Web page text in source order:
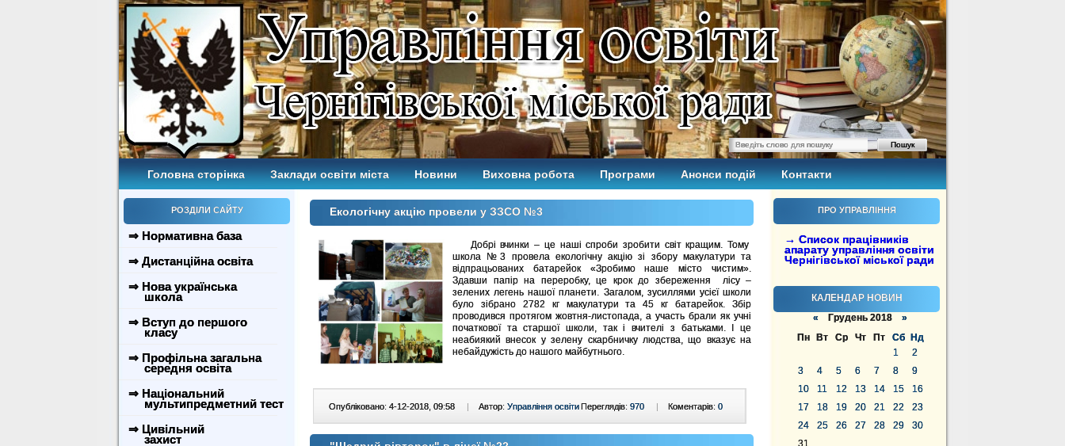
Головна сторінка Заклади освіти міста Новини Виховна робота Програми Анонси подій Контакти
РОЗДІЛИ САЙТУ
⇒ Нормативна база
⇒ Дистанційна освіта
⇒ Нова українська
школа
⇒ Вступ до першого
класу
⇒ Профільна загальна
середня освіта
⇒ Національний
мультипредметний тест
⇒ Цивільний
захист
ПРО УПРАВЛІННЯ
→ Список працівників
апарату управління освіти
Чернігівської міської ради
КАЛЕНДАР НОВИН
« Грудень 2018 »
Пн
Вт Ср Чт Пт Сб
Нд
1
2
3
4 5 6 7 8
9
10
11 12 13 14 15
16
17
18 19 20 21 22
23
24
25 26 27 28 29
30
31
Екологічну акцію провели у ЗЗСО №3
Добрі вчинки – це наші спроби зробити світ кращим. Тому
школа №3 провела екологічну акцію зі збору макулатури та
відпрацьованих батарейок «Зробимо наше місто чистим».
Здавши папір на переробку, це крок до збереження лісу –
зелених легень нашої планети. Загалом, зусиллями усієї школи
було зібрано 2782 кг макулатури та 45 кг батарейок. Збір
проводився протягом жовтня-листопада, а участь брали як учні
початкової та старшої школи, так і вчителі з батьками. І це
неабиякий внесок у зелену скарбничку людства, що вказує на
небайдужість до нашого майбутнього.
Опубліковано: 4-12-2018, 09:58 | Автор: Управління освіти Коментарів: 0
Переглядів: 970 |